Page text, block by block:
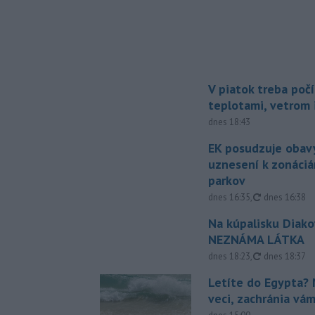
V piatok treba
teplotami, vetrom
dnes 18:43
EK posudzuje
uznesení k
parkov
dnes 16:35, aktualizované
dnes 16:38
Na kúpalisku
NEZNÁMA LÁTKA
dnes 18:23, aktualizované
dnes 18:37
Letíte do
veci, zachránia